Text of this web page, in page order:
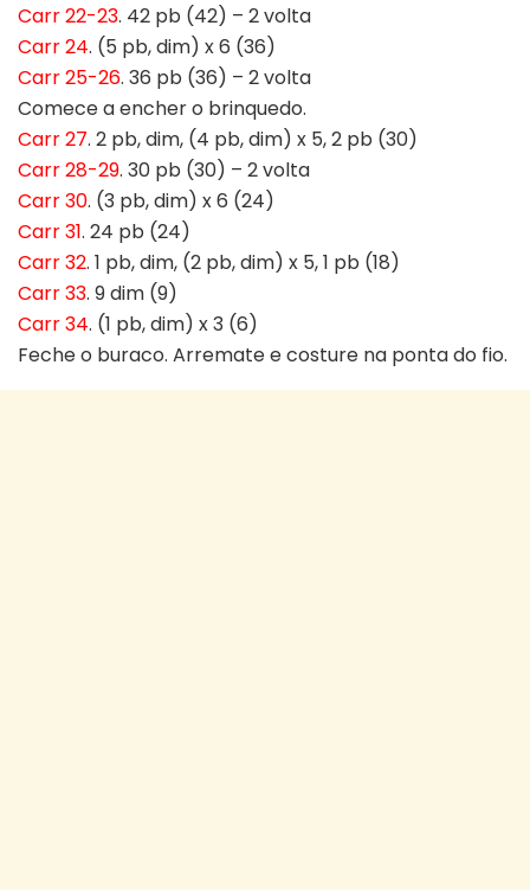
Carr 22-23. 42 pb (42) – 2 volta
Carr 24. (5 pb, dim) x 6 (36)
Carr 25-26. 36 pb (36) – 2 volta
Comece a encher o brinquedo.
Carr 27. 2 pb, dim, (4 pb, dim) x 5, 2 pb (30)
Carr 28-29. 30 pb (30) – 2 volta
Carr 30. (3 pb, dim) x 6 (24)
Carr 31. 24 pb (24)
Carr 32. 1 pb, dim, (2 pb, dim) x 5, 1 pb (18)
Carr 33. 9 dim (9)
Carr 34. (1 pb, dim) x 3 (6)
Feche o buraco. Arremate e costure na ponta do fio.